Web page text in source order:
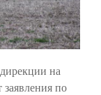
на
по